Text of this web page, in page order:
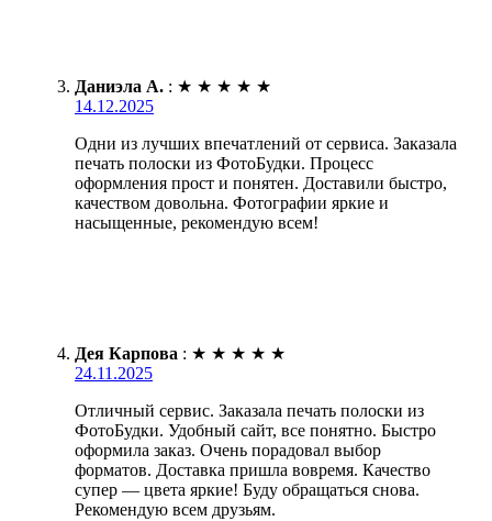
Даниэла А. : ★ ★ ★ ★ ★
14.12.2025
Одни из лучших впечатлений от сервиса. Заказала
печать полоски из ФотоБудки. Процесс
оформления прост и понятен. Доставили быстро,
качеством довольна. Фотографии яркие и
насыщенные, рекомендую всем!
Дея Карпова : ★ ★ ★ ★ ★
24.11.2025
Отличный сервис. Заказала печать полоски из
ФотоБудки. Удобный сайт, все понятно. Быстро
оформила заказ. Очень порадовал выбор
форматов. Доставка пришла вовремя. Качество
супер — цвета яркие! Буду обращаться снова.
Рекомендую всем друзьям.